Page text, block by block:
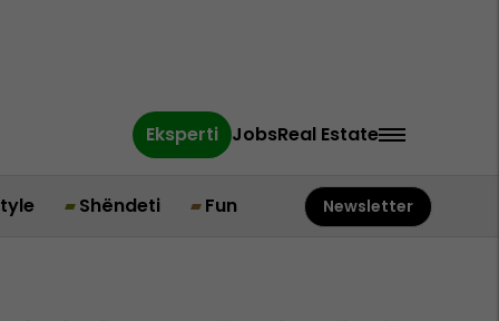
Eksperti JobsReal Estate
Shëndeti Fun Newsletter